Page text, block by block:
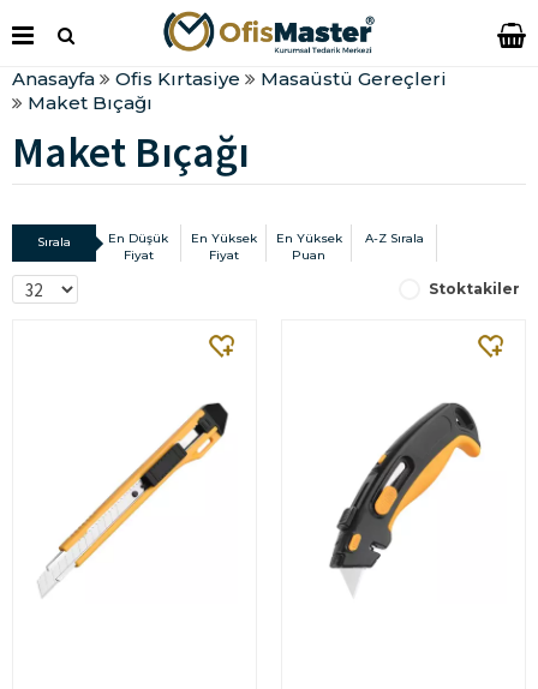
Anasayfa Ofis Kırtasiye
Masaüstü Gereçleri
Maket Bıçağı
Maket Bıçağı
Sırala
En Düşük
Fiyat
En Yüksek
Fiyat
En Yüksek
Puan
A-Z Sırala
Stoktakiler